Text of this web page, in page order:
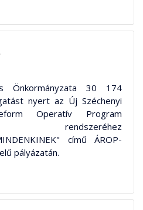
Önkormányzata 30 174
nyert az Új Széchenyi
Operatív Program
rendszeréhez
című ÁROP-
pályázatán.